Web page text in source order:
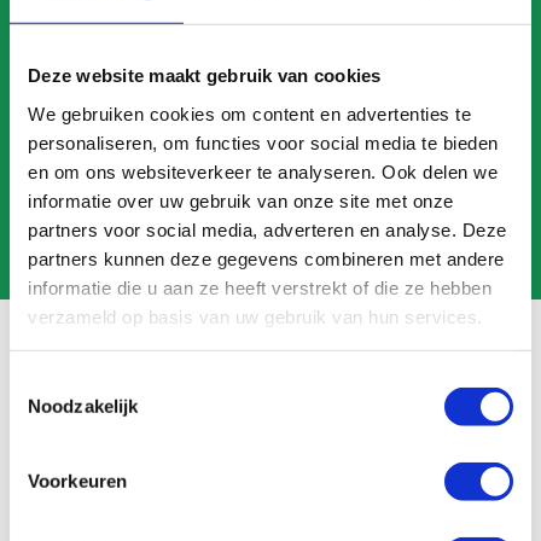
Deze website maakt gebruik van cookies
We gebruiken cookies om content en advertenties te
personaliseren, om functies voor social media te bieden
en om ons websiteverkeer te analyseren. Ook delen we
informatie over uw gebruik van onze site met onze
partners voor social media, adverteren en analyse. Deze
partners kunnen deze gegevens combineren met andere
informatie die u aan ze heeft verstrekt of die ze hebben
verzameld op basis van uw gebruik van hun services.
Noodzakelijk
Voorkeuren
MAIL US
Frequently asked questions
FAQ